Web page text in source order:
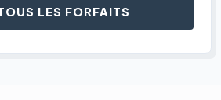
LES FORFAITS